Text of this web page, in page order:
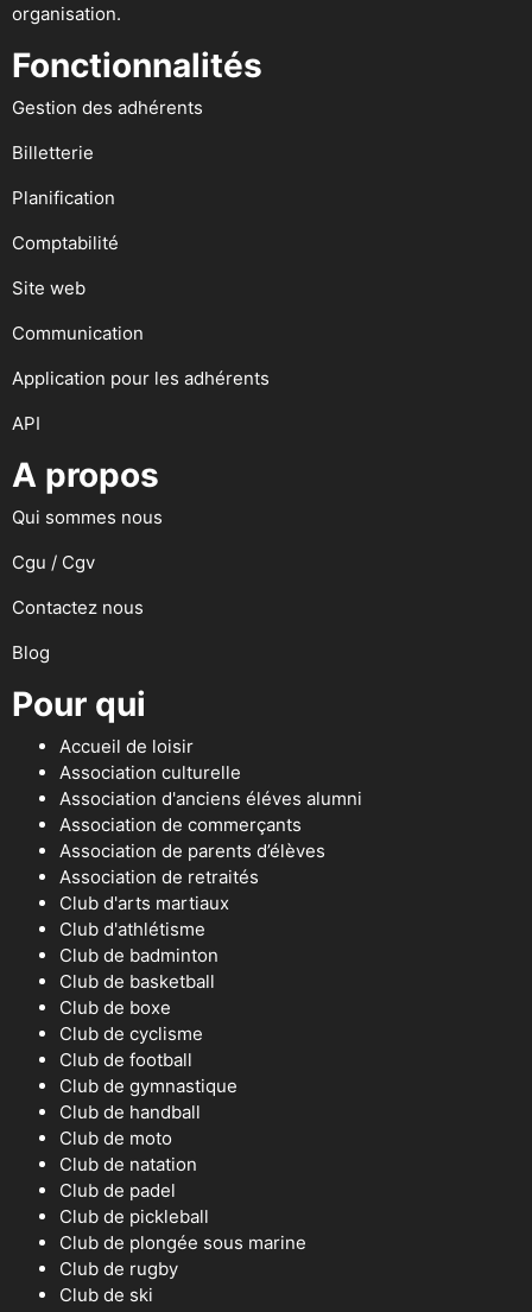
organisation.
Fonctionnalités
Gestion des adhérents
Billetterie
Planification
Comptabilité
Site web
Communication
Application pour les adhérents
API
A propos
Qui sommes nous
Cgu / Cgv
Contactez nous
Blog
Pour qui
Accueil de loisir
Association culturelle
Association d'anciens éléves alumni
Association de commerçants
Association de parents d’élèves
Association de retraités
Club d'arts martiaux
Club d'athlétisme
Club de badminton
Club de basketball
Club de boxe
Club de cyclisme
Club de football
Club de gymnastique
Club de handball
Club de moto
Club de natation
Club de padel
Club de pickleball
Club de plongée sous marine
Club de rugby
Club de ski